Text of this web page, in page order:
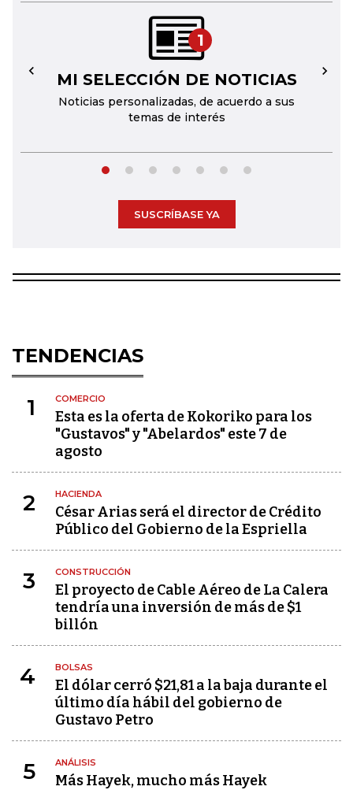
1
MI SELECCIÓN DE NOTICIAS
Noticias personalizadas, de acuerdo a sus
temas de interés
← →
SUSCRÍBASE YA
TENDENCIAS
1 COMERCIO
Esta es la oferta de Kokoriko para los
"Gustavos" y "Abelardos" este 7 de
agosto
2 HACIENDA
César Arias será el director de Crédito
Público del Gobierno de la Espriella
3 CONSTRUCCIÓN
El proyecto de Cable Aéreo de La Calera
tendría una inversión de más de $1
billón
4 BOLSAS
El dólar cerró $21,81 a la baja durante el
último día hábil del gobierno de
Gustavo Petro
5 ANÁLISIS
Más Hayek, mucho más Hayek